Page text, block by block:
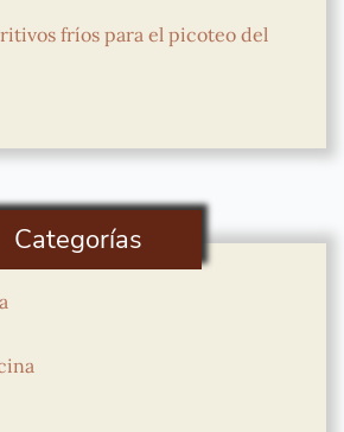
fríos para el picoteo del
Categorías